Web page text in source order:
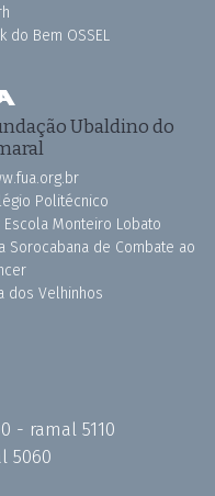
do Bem OSSEL
Ubaldino do
Politécnico
Escola Monteiro Lobato
Sorocabana de Combate ao
dos Velhinhos
- ramal 5110
5060